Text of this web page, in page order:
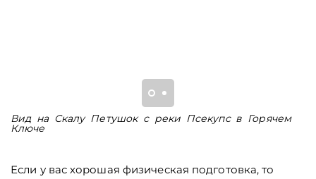
Вид на Скалу Петушок с реки Псекупс в Горячем
Ключе
Если у вас хорошая физическая подготовка, то